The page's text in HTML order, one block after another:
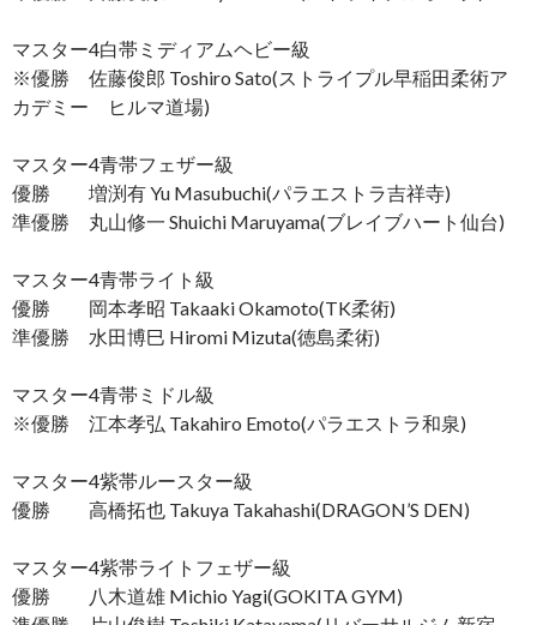
マスター4白帯ミディアムヘビー級
※優勝 佐藤俊郎 Toshiro Sato(ストライプル早稲田柔術ア
カデミー ヒルマ道場)
マスター4青帯フェザー級
優勝 増渕有 Yu Masubuchi(パラエストラ吉祥寺)
準優勝 丸山修一 Shuichi Maruyama(ブレイブハート仙台)
マスター4青帯ライト級
優勝 岡本孝昭 Takaaki Okamoto(TK柔術)
準優勝 水田博巳 Hiromi Mizuta(徳島柔術)
マスター4青帯ミドル級
※優勝 江本孝弘 Takahiro Emoto(パラエストラ和泉)
マスター4紫帯ルースター級
優勝 高橋拓也 Takuya Takahashi(DRAGON’S DEN)
マスター4紫帯ライトフェザー級
優勝 八木道雄 Michio Yagi(GOKITA GYM)